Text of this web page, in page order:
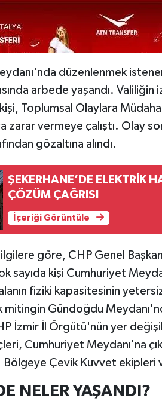
düzenlenmek
arbede yaşandı.
Toplumsal Olaylara
zarar vermeye çalıştı. Olay
gözaltına alındı.
ŞEKERHANE’DE ELEKTRİK
ÇÖZÜM ÇAĞRISI
İçeriği Görüntüle
göre, CHP Genel
sayıda kişi Cumhuriyet
fiziki kapasitesinin
Gündoğdu
İzmir İl Örgütü'nün yer
Cumhuriyet Meydanı'na
Bölgeye Çevik Kuvvet ekipleri
NELER YAŞANDI?